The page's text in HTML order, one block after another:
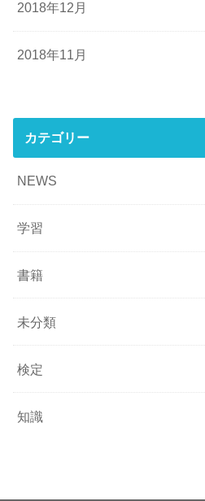
2018年12月
2018年11月
カテゴリー
NEWS
学習
書籍
未分類
検定
知識